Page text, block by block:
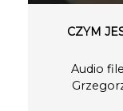
CZYM
Audio